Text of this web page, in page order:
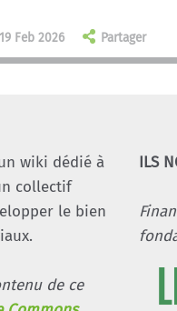
Feb 2026 Partager
wiki dédié à
collectif
le bien
de ce
ILS